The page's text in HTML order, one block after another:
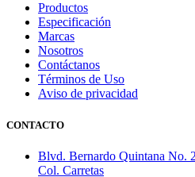
Productos
Especificación
Marcas
Nosotros
Contáctanos
Términos de Uso
Aviso de privacidad
CONTACTO
Blvd. Bernardo Quintana No.
Col. Carretas